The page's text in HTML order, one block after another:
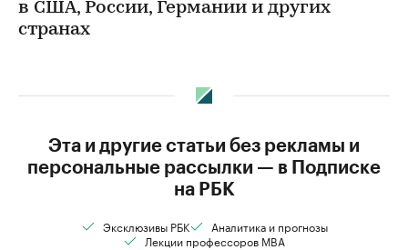
в США, России, Германии и других
странах
Эта и другие статьи без рекламы и
персональные рассылки — в Подписке
на РБК
Эксклюзивы РБК
Аналитика и прогнозы
Лекции профессоров MBA